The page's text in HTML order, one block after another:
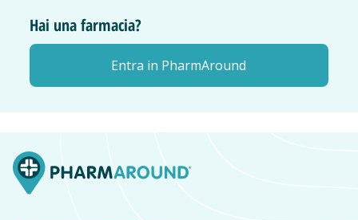
Hai una farmacia?
Entra in PharmAround